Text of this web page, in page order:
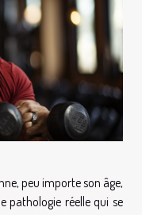
peu importe son âge,
pathologie réelle qui se